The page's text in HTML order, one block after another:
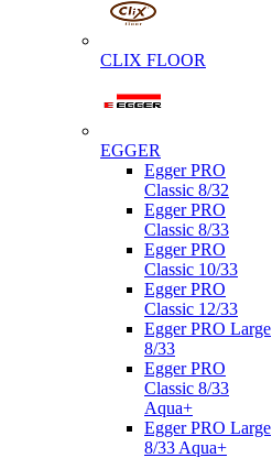
CLIX FLOOR
EGGER
Egger PRO
Classic 8/32
Egger PRO
Classic 8/33
Egger PRO
Classic 10/33
Egger PRO
Classic 12/33
Egger PRO Large
8/33
Egger PRO
Classic 8/33
Aqua+
Egger PRO Large
8/33 Aqua+